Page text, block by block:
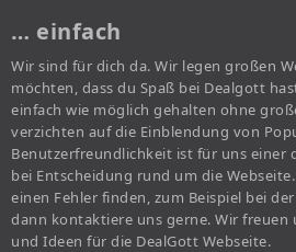
… einfach
Wir sind für dich da. Wir legen großen
möchten, dass du Spaß bei Dealgott
einfach wie möglich gehalten ohne
verzichten auf die Einblendung von
Benutzerfreundlichkeit ist für uns einer
bei Entscheidung rund um die
einen Fehler finden, zum Beispiel bei
dann kontaktiere uns gerne. Wir freuen
und Ideen für die DealGott Webseite.